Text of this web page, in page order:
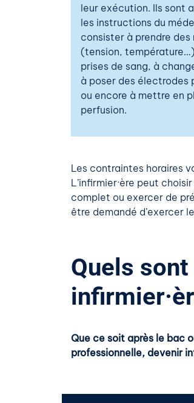
leur exécution. Ils sont
les instructions du
consister à prendre des
(tension,
prises de sang, à
à poser des électrodes
ou encore à mettre en
perfusion.
Les contraintes horaires
L’infirmier·ère peut
complet ou exercer de
être demandé d’exercer
Quels
Que ce soit après le bac
professionnelle, devenir